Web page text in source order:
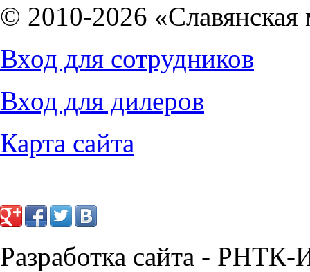
© 2010-2026 «Славянская
Вход для сотрудников
Вход для дилеров
Карта сайта
Разработка сайта - РНТК-